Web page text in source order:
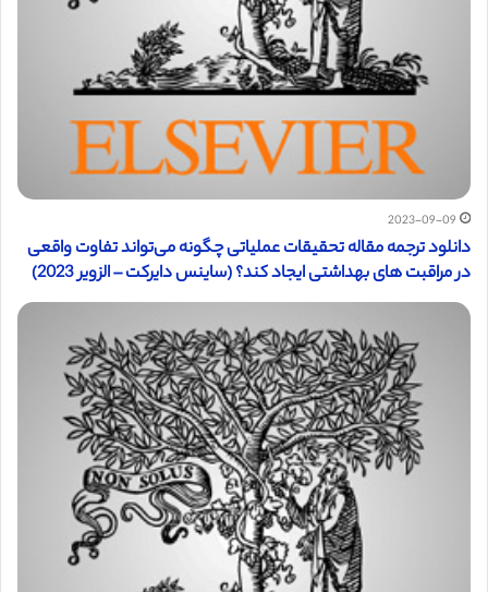
2023-09-09
دانلود ترجمه مقاله تحقیقات عملیاتی چگونه می‌تواند تفاوت واقعی
در مراقبت های بهداشتی ایجاد کند؟ (ساینس دایرکت – الزویر 2023)